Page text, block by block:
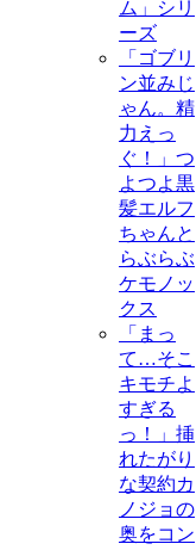
ム」シリ
ーズ
「ゴブリ
ン並みじ
ゃん。精
力えっ
ぐ！」つ
よつよ黒
髪エルフ
ちゃんと
らぶらぶ
ケモノッ
クス
「まっ
て…そこ
キモチよ
すぎる
っ！」挿
れたがり
な契約カ
ノジョの
奥をコン